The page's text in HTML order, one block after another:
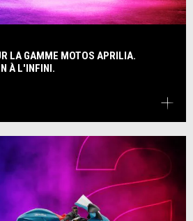
LA GAMME MOTOS APRILIA.
À L'INFINI.